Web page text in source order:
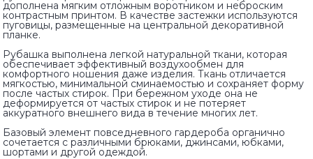
дополнена мягким отложным воротником и неброским
контрастным принтом. В качестве застежки используются
пуговицы, размещенные на центральной декоративной
планке.
Рубашка выполнена легкой натуральной ткани, которая
обеспечивает эффективный воздухообмен для
комфортного ношения даже изделия. Ткань отличается
мягкостью, минимальной сминаемостью и сохраняет форму
после частых стирок. При бережном уходе она не
деформируется от частых стирок и не потеряет
аккуратного внешнего вида в течение многих лет.
Базовый элемент повседневного гардероба органично
сочетается с различными брюками, джинсами, юбками,
шортами и другой одеждой.